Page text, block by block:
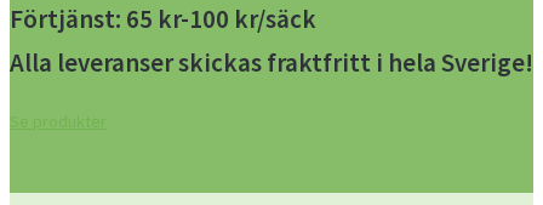
Förtjänst: 65 kr-100 kr/säck
Alla leveranser skickas fraktfritt i hela Sverige!
Se produkter